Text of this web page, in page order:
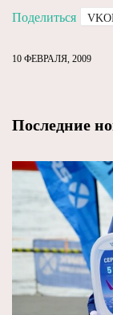
Поделиться
10 ФЕВРАЛЯ, 2009
Последние